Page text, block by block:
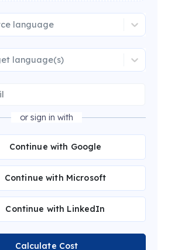
language
language(s)
or sign in with
Continue with Google
Continue with Microsoft
Continue with LinkedIn
Calculate Cost